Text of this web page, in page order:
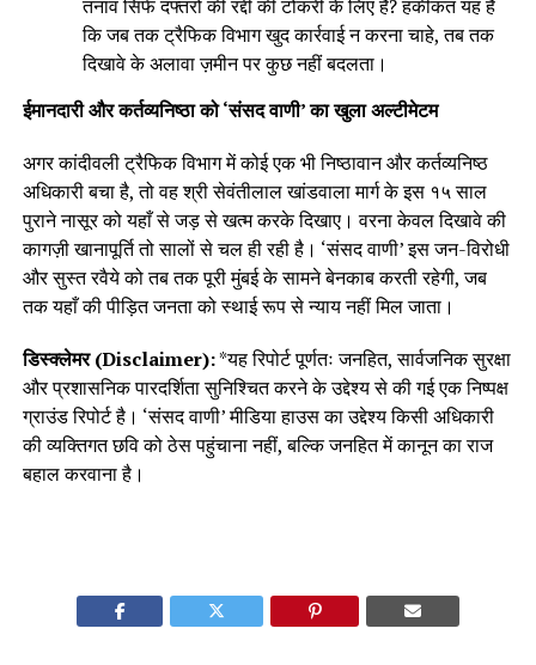
तनाव सिर्फ दफ्तरों की रद्दी की टोकरी के लिए हैं? हकीकत यह है
कि जब तक ट्रैफिक विभाग खुद कार्रवाई न करना चाहे, तब तक
दिखावे के अलावा ज़मीन पर कुछ नहीं बदलता।
ईमानदारी और कर्तव्यनिष्ठा को ‘संसद वाणी’ का खुला अल्टीमेटम
अगर कांदीवली ट्रैफिक विभाग में कोई एक भी निष्ठावान और कर्तव्यनिष्ठ
अधिकारी बचा है, तो वह श्री सेवंतीलाल खांडवाला मार्ग के इस १५ साल
पुराने नासूर को यहाँ से जड़ से खत्म करके दिखाए। वरना केवल दिखावे की
कागज़ी खानापूर्ति तो सालों से चल ही रही है। ‘संसद वाणी’ इस जन-विरोधी
और सुस्त रवैये को तब तक पूरी मुंबई के सामने बेनकाब करती रहेगी, जब
तक यहाँ की पीड़ित जनता को स्थाई रूप से न्याय नहीं मिल जाता।
डिस्क्लेमर (Disclaimer):*यह रिपोर्ट पूर्णतः जनहित, सार्वजनिक सुरक्षा
और प्रशासनिक पारदर्शिता सुनिश्चित करने के उद्देश्य से की गई एक निष्पक्ष
ग्राउंड रिपोर्ट है। ‘संसद वाणी’ मीडिया हाउस का उद्देश्य किसी अधिकारी
की व्यक्तिगत छवि को ठेस पहुंचाना नहीं, बल्कि जनहित में कानून का राज
बहाल करवाना है।